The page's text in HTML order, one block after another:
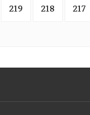
217
218
219